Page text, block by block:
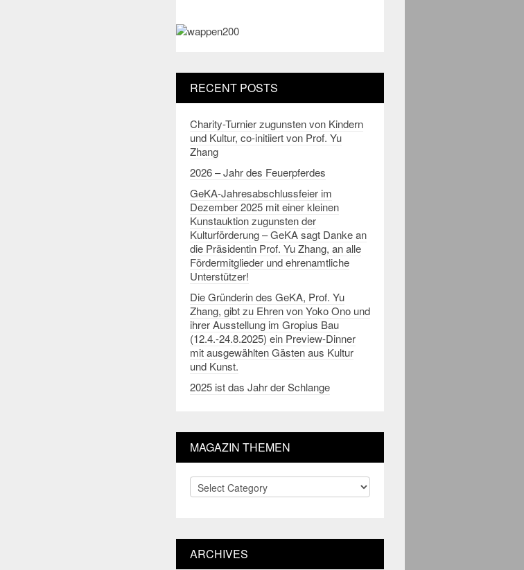
RECENT POSTS
Charity-Turnier zugunsten von Kindern
und Kultur, co-initiiert von Prof. Yu
Zhang
2026 – Jahr des Feuerpferdes
GeKA-Jahresabschlussfeier im
Dezember 2025 mit einer kleinen
Kunstauktion zugunsten der
Kulturförderung – GeKA sagt Danke an
die Präsidentin Prof. Yu Zhang, an alle
Fördermitglieder und ehrenamtliche
Unterstützer!
Die Gründerin des GeKA, Prof. Yu
Zhang, gibt zu Ehren von Yoko Ono und
ihrer Ausstellung im Gropius Bau
(12.4.-24.8.2025) ein Preview-Dinner
mit ausgewählten Gästen aus Kultur
und Kunst.
2025 ist das Jahr der Schlange
MAGAZIN THEMEN
Magazin
Themen
ARCHIVES